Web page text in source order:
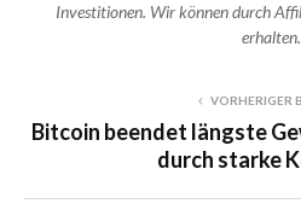
Investitionen. Wir können durch
erhalten.
VORHERIGER
Bitcoin beendet längste
durch starke